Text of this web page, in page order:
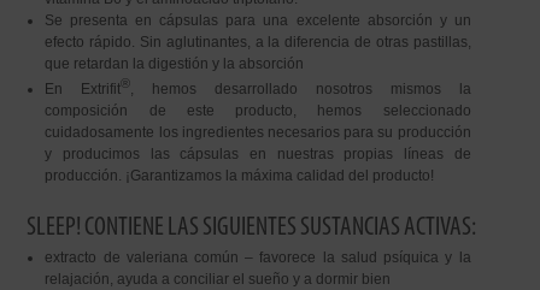
Se presenta en cápsulas para una excelente absorción y un
efecto rápido. Sin aglutinantes, a la diferencia de otras pastillas,
que retardan la digestión y la absorción
En Extrifit®, hemos desarrollado nosotros mismos la
composición de este producto, hemos seleccionado
cuidadosamente los ingredientes necesarios para su producción
y producimos las cápsulas en nuestras propias líneas de
producción. ¡Garantizamos la máxima calidad del producto!
SLEEP! CONTIENE LAS SIGUIENTES SUSTANCIAS ACTIVAS:
extracto de valeriana común – favorece la salud psíquica y la
relajación, ayuda a conciliar el sueño y a dormir bien